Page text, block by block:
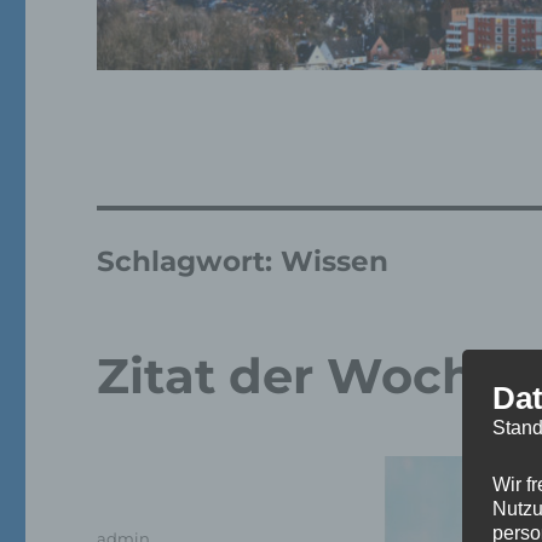
Schlagwort: Wissen
Zitat der Woche
Autor
Wir